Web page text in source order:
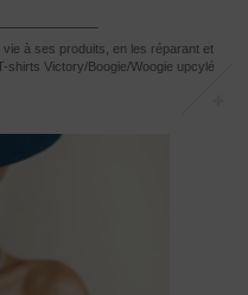
à ses produits, en les réparant et
shirts Victory/Boogie/Woogie upcylé